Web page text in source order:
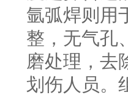
氩弧焊则用
整，无气孔
磨处理，去
划伤人员。